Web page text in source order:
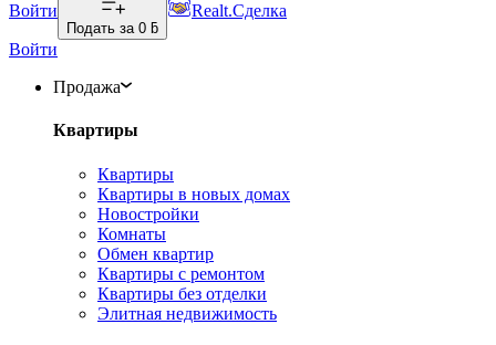
Войти
Подать за 0 ƃ
Realt.Сделка
Войти
Продажа
Квартиры
Квартиры
Квартиры в новых домах
Новостройки
Комнаты
Обмен квартир
Квартиры с ремонтом
Квартиры без отделки
Элитная недвижимость